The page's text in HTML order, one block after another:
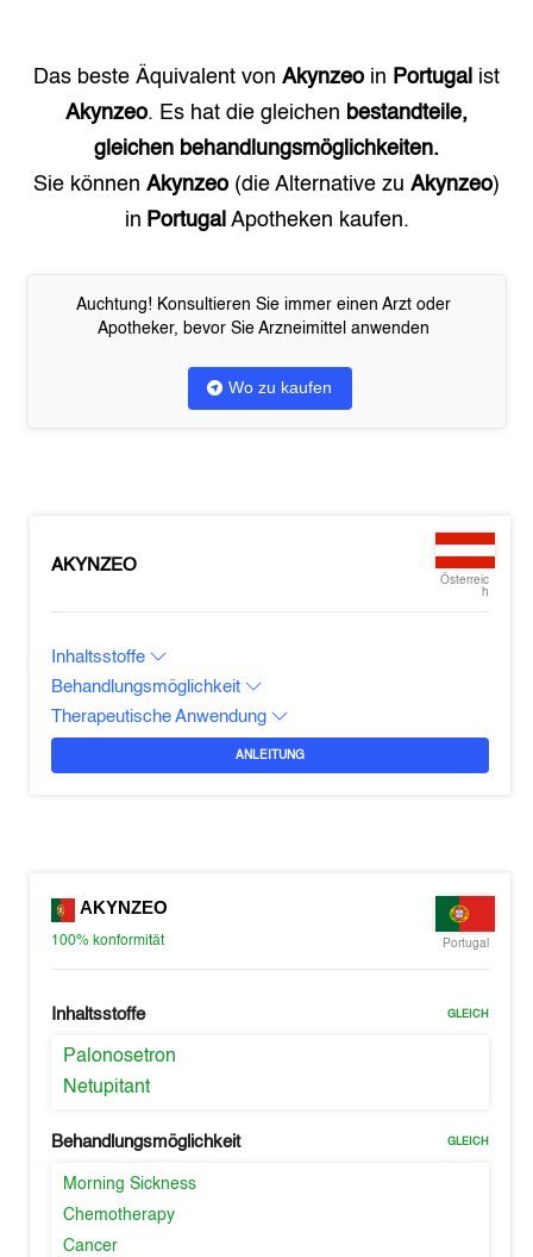
Das beste Äquivalent von Akynzeo in Portugal ist
Akynzeo. Es hat die gleichen bestandteile,
gleichen behandlungsmöglichkeiten.
Sie können Akynzeo (die Alternative zu Akynzeo)
in Portugal Apotheken kaufen.
Auchtung! Konsultieren Sie immer einen Arzt oder
Apotheker, bevor Sie Arzneimittel anwenden
Wo zu kaufen
AKYNZEO
Österreic
h
Inhaltsstoffe
Behandlungsmöglichkeit
Therapeutische Anwendung
ANLEITUNG
AKYNZEO
100% konformität Portugal
Inhaltsstoffe GLEICH
Palonosetron
Netupitant
Behandlungsmöglichkeit GLEICH
Morning Sickness
Chemotherapy
Cancer